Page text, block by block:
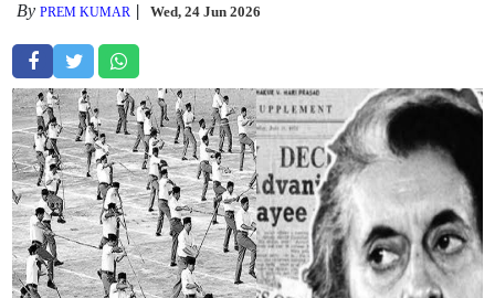
ByPREM KUMAR Wed, 24 Jun 2026